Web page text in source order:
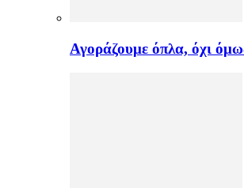
Αγοράζουμε όπλα, όχι